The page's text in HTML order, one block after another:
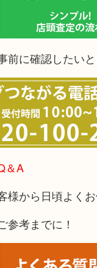
前に確認したい
＆A
様から日頃よく
参考までに！